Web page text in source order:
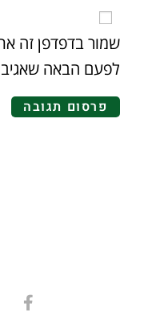
שמור בדפדפן זה
לפעם הבאה